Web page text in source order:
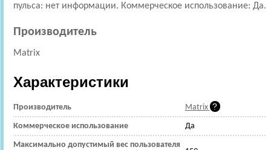
пульса: нет информации. Коммерческое использование: Да.
Производитель
Matrix
Характеристики
Производитель Matrix
Коммерческое использование Да
Максимально допустимый вес пользователя